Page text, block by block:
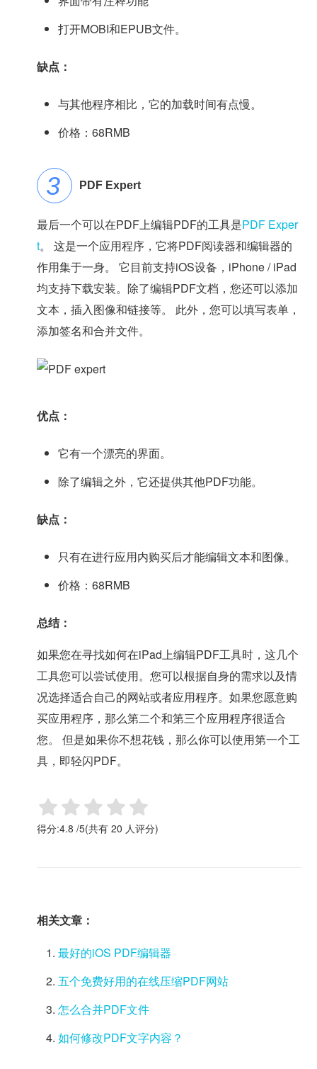
打开MOBI和EPUB文件。
缺点：
与其他程序相比，它的加载时间有点慢。
价格：68RMB
PDF Expert
最后一个可以在PDF上编辑PDF的工具是PDF Exper
t。 这是一个应用程序，它将PDF阅读器和编辑器的
作用集于一身。 它目前支持iOS设备，iPhone / iPad
均支持下载安装。除了编辑PDF文档，您还可以添加
文本，插入图像和链接等。 此外，您可以填写表单，
添加签名和合并文件。
优点：
它有一个漂亮的界面。
除了编辑之外，它还提供其他PDF功能。
缺点：
只有在进行应用内购买后才能编辑文本和图像。
价格：68RMB
总结：
如果您在寻找如何在iPad上编辑PDF工具时，这几个
工具您可以尝试使用。您可以根据自身的需求以及情
况选择适合自己的网站或者应用程序。如果您愿意购
买应用程序，那么第二个和第三个应用程序很适合
您。 但是如果你不想花钱，那么你可以使用第一个工
具，即轻闪PDF。
得分:4.8 /5(共有20 人评分)
相关文章：
最好的iOS PDF编辑器
五个免费好用的在线压缩PDF网站
怎么合并PDF文件
如何修改PDF文字内容？